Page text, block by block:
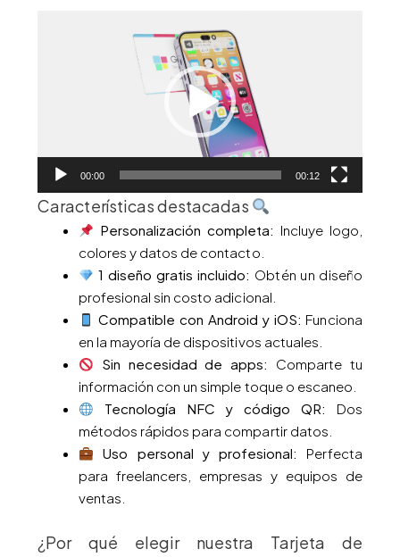
00:00 00:12
Características destacadas
Personalización completa: Incluye logo,
colores y datos de contacto.
1 diseño gratis incluido: Obtén un diseño
profesional sin costo adicional.
Compatible con Android y iOS: Funciona
en la mayoría de dispositivos actuales.
Sin necesidad de apps:
Comparte tu
información con un simple toque o escaneo.
Tecnología NFC y código QR: Dos
métodos rápidos para compartir datos.
Uso personal y profesional:
Perfecta
para freelancers, empresas y equipos de
ventas.
¿Por qué elegir nuestra Tarjeta de